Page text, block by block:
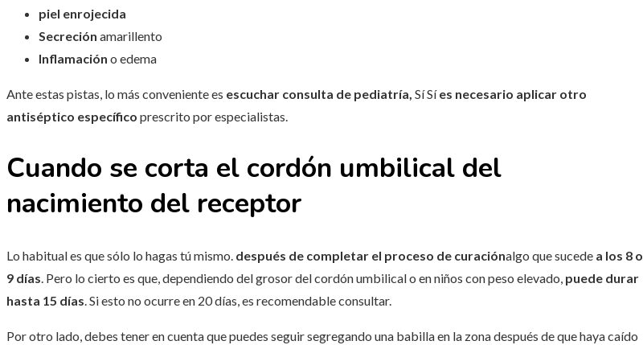
piel enrojecida
Secreción amarillento
Inflamación o edema
Ante estas pistas, lo más conveniente es escuchar consulta de pediatría, Sí Síes necesario aplicar otro
antiséptico específico prescrito por especialistas.
Cuando se corta el cordón umbilical del
nacimiento del receptor
Lo habitual es que sólo lo hagas tú mismo. después de completar el proceso de curaciónalgo que sucede a los 8 o
9 días . Pero lo cierto es que, dependiendo del grosor del cordón umbilical o en niños con peso elevado, puede durar
hasta 15 días . Si esto no ocurre en 20 días, es recomendable consultar.
Por otro lado, debes tener en cuenta que puedes seguir segregando una babilla en la zona después de que haya caído